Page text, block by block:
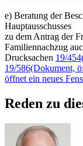
e) Beratung der
Hauptausschusses
zu dem Antrag der
Familiennachzug
Drucksachen 19/454
19/586(Dokument,
öffnet ein neues
Reden zu